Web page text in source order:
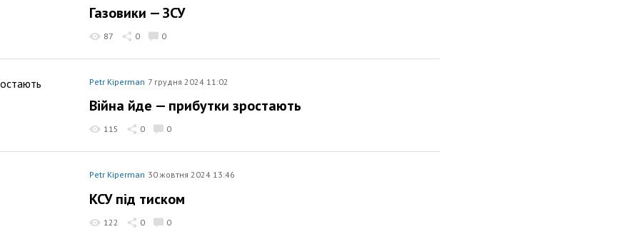
Газовики — ЗСУ
87 0 0
Petr Kiperman 7 грудня 2024 11:02
Війна йде — прибутки зростають
115 0 0
Petr Kiperman 30 жовтня 2024 13:46
КСУ під тиском
122 0 0